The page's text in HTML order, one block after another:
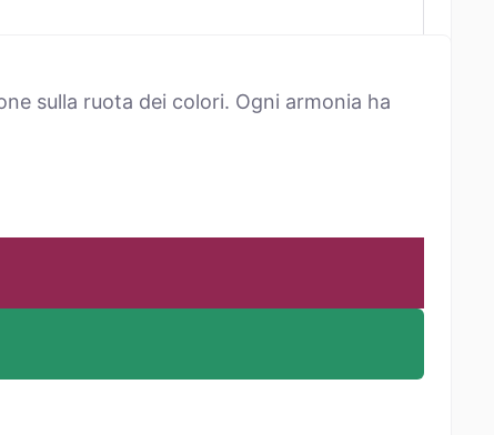
sulla ruota dei colori. Ogni armonia ha